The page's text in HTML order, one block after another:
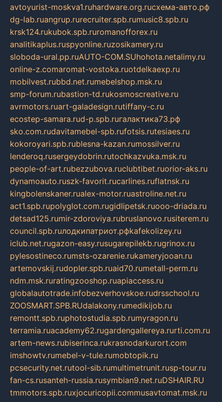
avtoyurist-moskva1.ruhardware.org.ruсхема-авто.рф
dg-lab.ruangrup.rurecruiter.spb.rumusic8.spb.ru
krsk124.rukubok.spb.ruromanofforex.ru
analitikaplus.ruspyonline.ruzosikamery.ru
sloboda-ural.pp.ruAUTO-COM.SUhohota.netalimy.ru
online-z.comaromat-vostoka.ruotdelkaexp.ru
mobilvest.rubbd.net.rumebelshop.msk.ru
smp-forum.rubastion-td.rukosmoscreative.ru
avrmotors.ruart-galadesign.rutiffany-c.ru
ecostep-samara.rud-p.spb.ruгалактика73.рф
sko.com.rudavitamebel-spb.rufotsis.rutesiaes.ru
kokoroyari.spb.rublesna-kazan.rumossilver.ru
lenderoq.rusergeydobrin.rutochkazvuka.msk.ru
people-of-art.rubezzubova.ruclubtibet.ruorior-aks.ru
dynamoauto.ruszk-favorit.rucarlines.ruflatnsk.ru
kingbolenskaner.rualex-motor.ruastroline.net.ru
act1.spb.rupolyglot.com.rugidlipetsk.ruooo-driada.ru
detsad125.rumir-zdoroviya.rubruslanovo.rusiterem.ru
council.spb.ruлодкипатриот.рфkafekolizey.ru
iclub.net.rugazon-easy.rusugarepilekb.rugrinox.ru
pylesostineco.rumsts-ozarenie.rukameryjooan.ru
artemovskij.rudopler.spb.ruaid70.rumetall-perm.ru
ndm.msk.ruratingzooshop.ruapiaccess.ru
globalautotrade.infobezverhovskoe.rudrsschool.ru
ZOOSMART.SPB.RUdalakony.rumedikijob.ru
remontt.spb.ruphotostudia.spb.rumyragon.ru
terramia.ruacademy62.rugardengallereya.rurti.com.ru
artem-news.rubiserinca.rukrasnodarkurort.com
imshowtv.rumebel-v-tule.rumobtopik.ru
pcsecurity.net.rutool-sib.rumultimetrunit.rusp-tour.ru
fan-cs.rusanteh-russia.rusymbian9.net.ruDSHAIR.RU
tmmotors.spb.ruxjocuricopii.commusavtomat.msk.ru